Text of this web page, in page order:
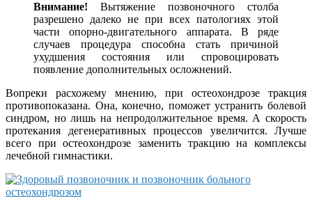
Внимание! Вытяжение позвоночного столба
разрешено далеко не при всех патологиях этой
части опорно-двигательного аппарата. В ряде
случаев процедура способна стать причиной
ухудшения состояния или спровоцировать
появление дополнительных осложнений.
Вопреки расхожему мнению, при остеохондрозе тракция
противопоказана. Она, конечно, поможет устранить болевой
синдром, но лишь на непродолжительное время. А скорость
протекания дегенеративных процессов увеличится. Лучше
всего при остеохондрозе заменить тракцию на комплексы
лечебной гимнастики.